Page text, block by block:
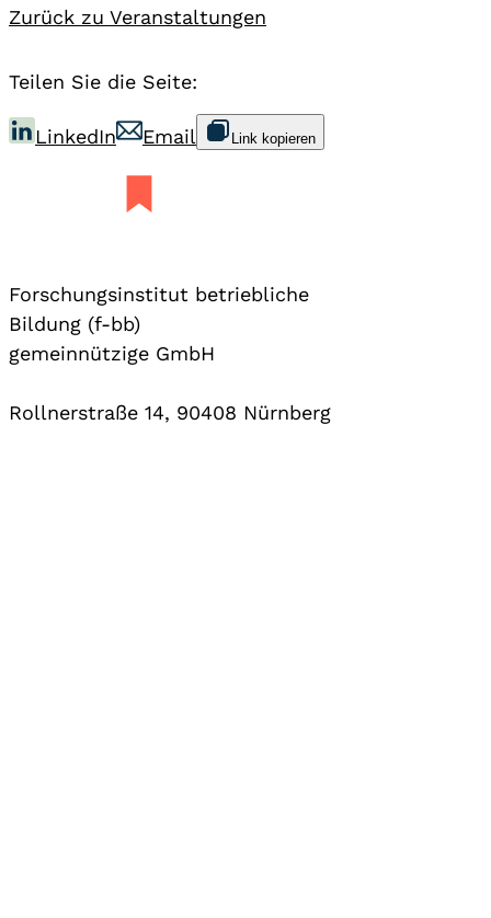
Zurück zu Veranstaltungen
Teilen Sie die Seite:
LinkedIn Email Link kopieren
Forschungsinstitut betriebliche
Bildung (f-bb)
gemeinnützige GmbH
Rollnerstraße 14, 90408 Nürnberg